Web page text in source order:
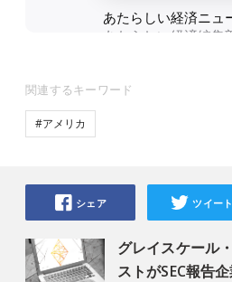
関連するキーワード
#アメリカ
グレイスケール
ストがSEC報告
シェア ツイート